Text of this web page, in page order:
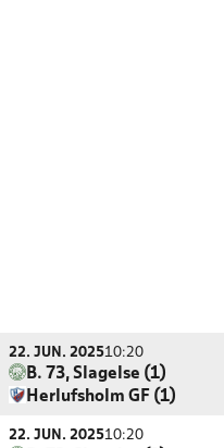
22. JUN. 202510:20
B. 73, Slagelse (1)
Herlufsholm GF (1)
22. JUN. 202510:20